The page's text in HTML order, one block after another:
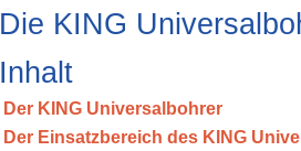
Die KING
Inhalt
Der KING Universalbohrer
Der Einsatzbereich des KING